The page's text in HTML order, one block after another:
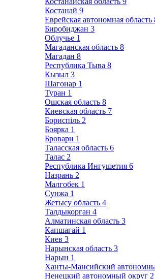
Костанай 9
Еврейская автономная область
Биробиджан 3
Облучье 1
Магаданская область 8
Магадан 8
Республика Тыва 8
Кызыл 3
Шагонар 1
Туран 1
Ошская область 8
Киевская область 7
Бориспіль 2
Боярка 1
Бровари 1
Таласская область 6
Талас 2
Республика Ингушетия 6
Назрань 2
Малгобек 1
Сунжа 1
Жетысу область 4
Талдыкорган 4
Алматинская область 3
Капшагай 1
Киев 3
Нарынская область 3
Нарын 1
Ханты-Мансийский
Ненецкий автономный округ 2